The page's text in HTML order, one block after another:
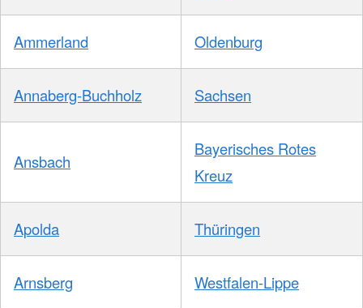
Ammerland Oldenburg
Annaberg-Buchholz Sachsen
Ansbach
Bayerisches Rotes
Kreuz
Apolda Thüringen
Arnsberg Westfalen-Lippe